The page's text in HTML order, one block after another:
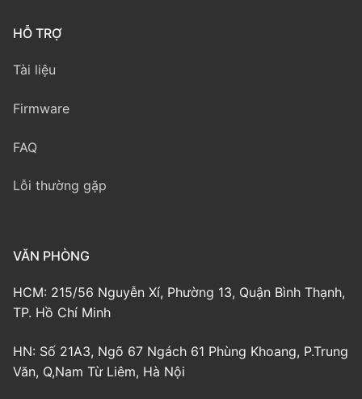
HỖ TRỢ
Tài liệu
Firmware
FAQ
Lỗi thường gặp
VĂN PHÒNG
HCM: 215/56 Nguyễn Xí, Phường 13, Quận Bình Thạnh,
TP. Hồ Chí Minh
HN: Số 21A3, Ngõ 67 Ngách 61 Phùng Khoang, P.Trung
Văn, Q,Nam Từ Liêm, Hà Nội